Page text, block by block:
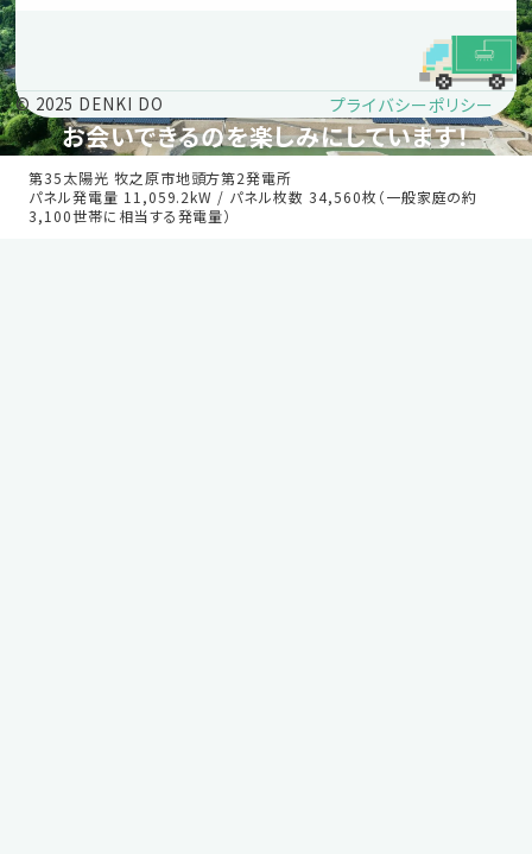
© 2025 DENKI DO プライバシーポリシー
お会いできるのを楽しみにしています！
第35太陽光 牧之原市地頭方第2発電所
パネル発電量 11,059.2kW / パネル枚数 34,560枚（一般家庭の約
3,100世帯に相当する発電量）